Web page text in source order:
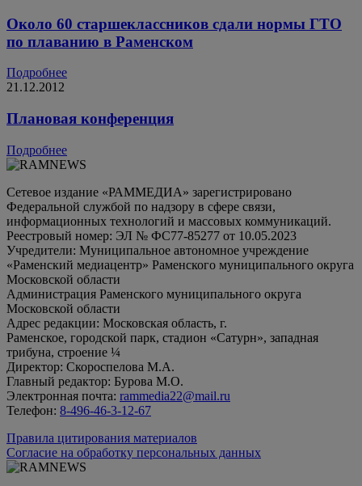
Около 60 старшеклассников сдали нормы ГТО
по плаванию в Раменском
Подробнее
21.12.2012
Плановая конференция
Подробнее
Сетевое издание «РАММЕДИА» зарегистрировано
Федеральной службой по надзору в сфере связи,
информационных технологий и массовых коммуникаций.
Реестровый номер: ЭЛ № ФС77-85277 от 10.05.2023
Учредители: Муниципальное автономное учреждение
«Раменский медиацентр» Раменского муниципального округа
Московской области
Администрация Раменского муниципального округа
Московской области
Адрес редакции: Московская область, г.
Раменское, городской парк, стадион «Сатурн», западная
трибуна, строение ¼
Директор: Скороспелова М.А.
Главный редактор: Бурова М.О.
Электронная почта: rammedia22@mail.ru
Телефон: 8-496-46-3-12-67
Правила цитирования материалов
Согласие на обработку персональных данных